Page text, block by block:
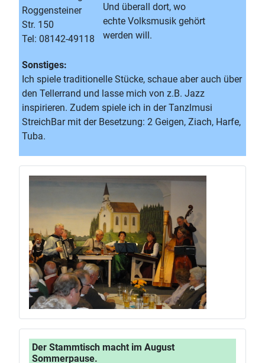
Der Stammtisch macht im August
Sommerpause.
Und überall dort, wo
echte Volksmusik gehört
werden will.
Roggensteiner
Str. 150
Tel: 08142-49118
Sonstiges:
Ich spiele traditionelle Stücke, schaue aber auch über
den Tellerrand und lasse mich von z.B. Jazz
inspirieren. Zudem spiele ich in der Tanzlmusi
StreichBar mit der Besetzung: 2 Geigen, Ziach, Harfe,
Tuba.